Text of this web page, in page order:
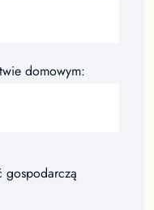
domowym:
gospodarczą